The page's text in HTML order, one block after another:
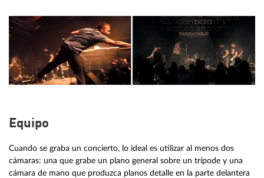
Equipo
Cuando se graba un concierto, lo ideal es utilizar al menos dos
cámaras: una que grabe un plano general sobre un trípode y una
cámara de mano que produzca planos detalle en la parte delantera